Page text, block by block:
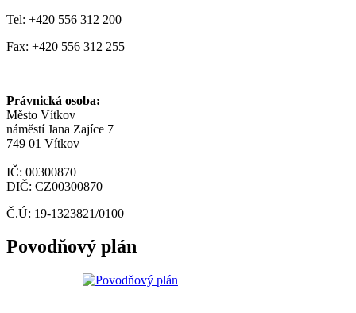
Tel: +420 556 312 200
Fax: +420 556 312 255
Právnická osoba:
Město Vítkov
náměstí Jana Zajíce 7
749 01 Vítkov
IČ: 00300870
DIČ: CZ00300870
Č.Ú: 19-1323821/0100
Povodňový plán